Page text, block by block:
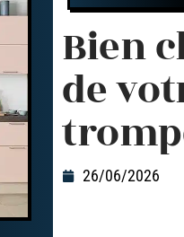
Bien
de
26/06/2026